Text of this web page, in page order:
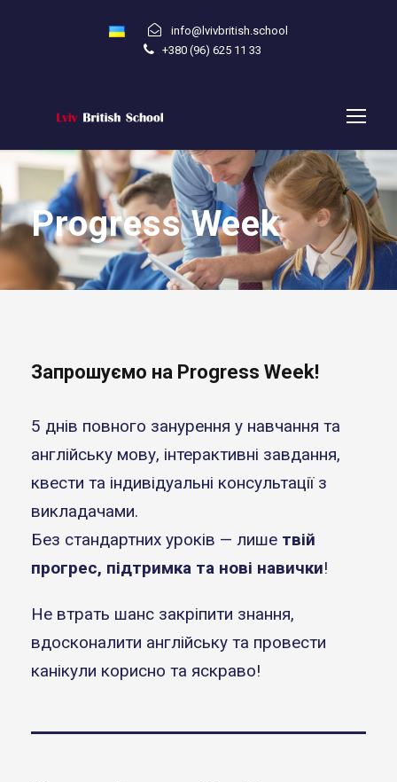
info@lvivbritish.school
+380 (96) 625 11 33
Progress Week
Запрошуємо на Progress Week!
5 днів повного занурення у навчання та
англійську мову, інтерактивні завдання,
квести та індивідуальні консультації з
викладачами.
Без стандартних уроків — лише твій
прогрес, підтримка та нові навички!
Не втрать шанс закріпити знання,
вдосконалити англійську та провести
канікули корисно та яскраво!